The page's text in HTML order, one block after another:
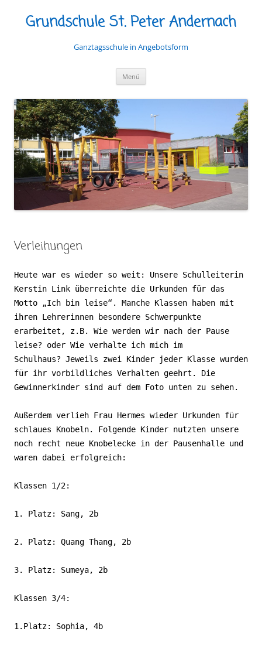
Grundschule St. Peter Andernach
Ganztagsschule in Angebotsform
Menü
Verleihungen
Heute war es wieder so weit: Unsere Schulleiterin
Kerstin Link überreichte die Urkunden für das
Motto „Ich bin leise“. Manche Klassen haben mit
ihren Lehrerinnen besondere Schwerpunkte
erarbeitet, z.B. Wie werden wir nach der Pause
leise? oder Wie verhalte ich mich im
Schulhaus? Jeweils zwei Kinder jeder Klasse wurden
für ihr vorbildliches Verhalten geehrt. Die
Gewinnerkinder sind auf dem Foto unten zu sehen.
Außerdem verlieh Frau Hermes wieder Urkunden für
schlaues Knobeln. Folgende Kinder nutzten unsere
noch recht neue Knobelecke in der Pausenhalle und
waren dabei erfolgreich:
Klassen 1/2:
1. Platz: Sang, 2b
2. Platz: Quang Thang, 2b
3. Platz: Sumeya, 2b
Klassen 3/4:
1.Platz: Sophia, 4b